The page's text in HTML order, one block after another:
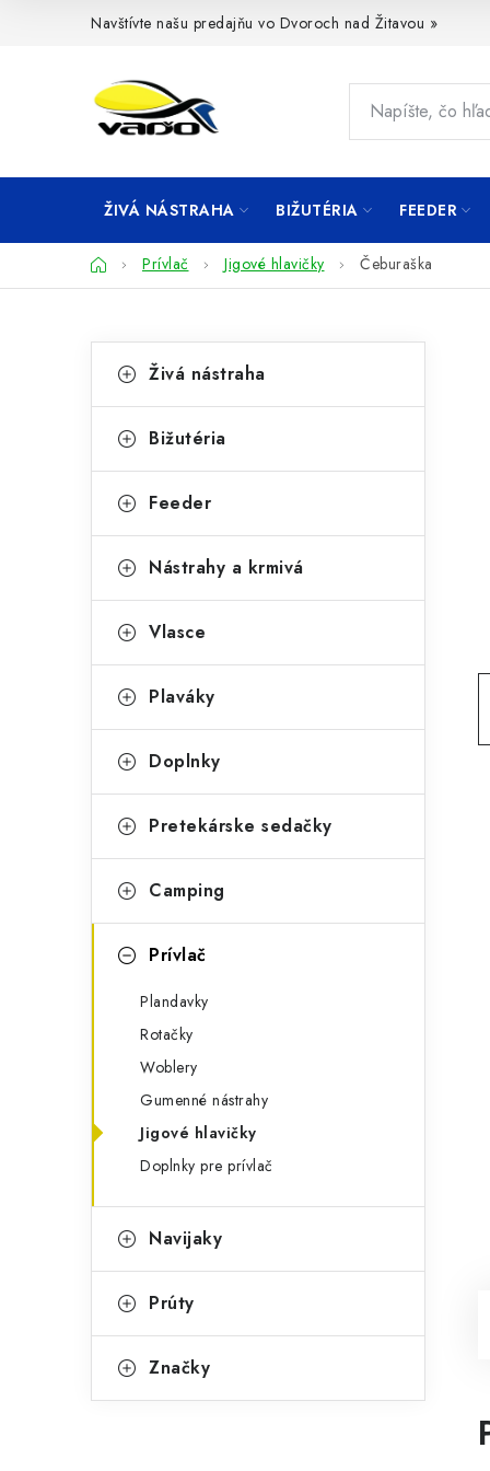
Navštívte našu predajňu vo Dvoroch nad Žitavou »
ŽIVÁ NÁSTRAHA BIŽUTÉRIA FEEDER
DomovPrívlač Jigové hlavičky Čeburaška
o
n
ý
a
n
l
kategórie
a
e
ó
i
Živá nástraha
Bižutéria
Feeder
Nástrahy a krmivá
Vlasce
Plaváky
Doplnky
Pretekárske sedačky
Camping
Prívlač
Plandavky
Rotačky
Woblery
Gumenné nástrahy
Jigové hlavičky
Doplnky pre prívlač
Navijaky
Prúty
Značky